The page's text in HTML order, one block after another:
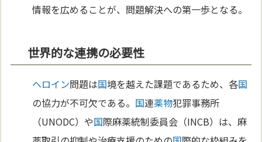
情報を広めることが、問題解決への第一歩となる。
世界的な連携の必要性
ヘロイン問題は国境を越えた課題であるため、各国
の協力が不可欠である。 国連薬物犯罪事務所
（UNODC）や国際麻薬統制委員会（INCB）は、麻